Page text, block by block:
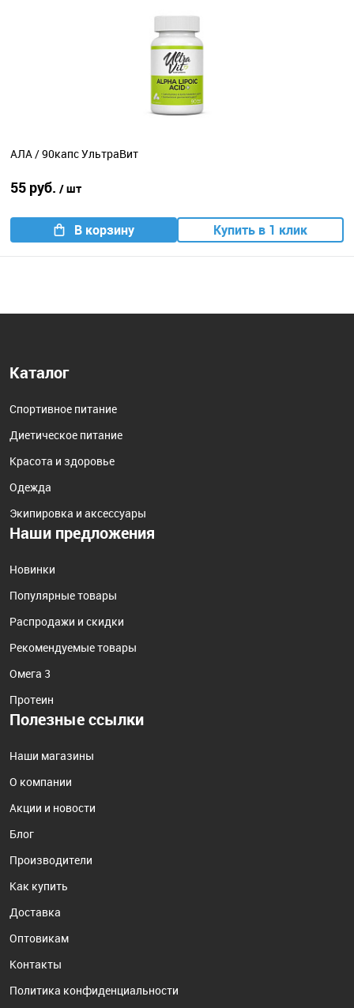
АЛА / 90капс УльтраВит
55 руб. / шт
В корзину Купить в 1 клик
Каталог
Спортивное питание
Диетическое питание
Красота и здоровье
Одежда
Экипировка и аксессуары
Наши предложения
Новинки
Популярные товары
Распродажи и скидки
Рекомендуемые товары
Омега 3
Протеин
Полезные ссылки
Наши магазины
О компании
Акции и новости
Блог
Производители
Как купить
Доставка
Оптовикам
Контакты
Политика конфиденциальности